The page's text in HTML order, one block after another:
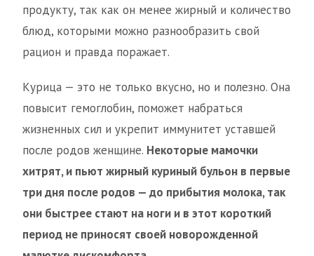
продукту, так как он менее жирный и количество
блюд, которыми можно разнообразить свой
рацион и правда поражает.
Курица — это не только вкусно, но и полезно. Она
повысит гемоглобин, поможет набраться
жизненных сил и укрепит иммунитет уставшей
после родов женщине. Некоторые мамочки
хитрят, и пьют жирный куриный бульон в первые
три дня после родов — до прибытия молока, так
они быстрее стают на ноги и в этот короткий
период не приносят своей новорожденной